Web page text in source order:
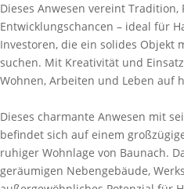
Dieses Anwesen vereint Tradition,
Entwicklungschancen – ideal für
Investoren, die ein solides Objekt
suchen. Mit Kreativität und
Wohnen, Arbeiten und Leben auf
Dieses charmante Anwesen mit
befindet sich auf einem
ruhiger Wohnlage von Baunach.
geräumigen Nebengebäude,